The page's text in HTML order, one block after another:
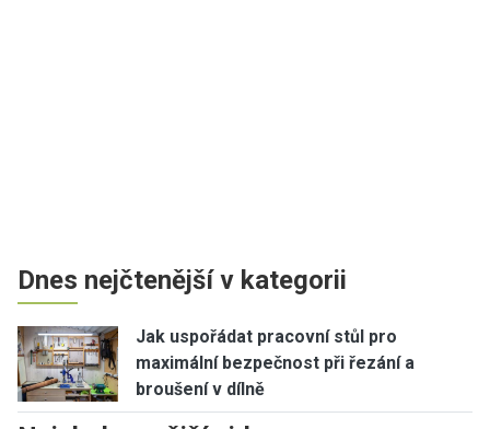
Dnes nejčtenější v kategorii
Jak uspořádat pracovní stůl pro
maximální bezpečnost při řezání a
broušení v dílně